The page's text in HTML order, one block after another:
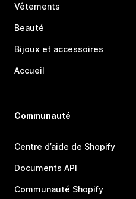
Vêtements
Beauté
Bijoux et accessoires
Accueil
Communauté
Centre d’aide de Shopify
Documents API
Communauté Shopify